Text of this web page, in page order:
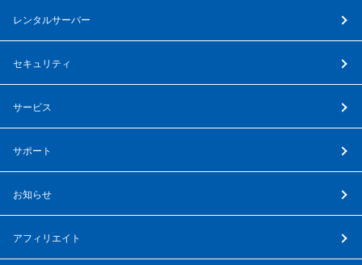
レンタルサーバー
セキュリティ
サービス
サポート
お知らせ
アフィリエイト